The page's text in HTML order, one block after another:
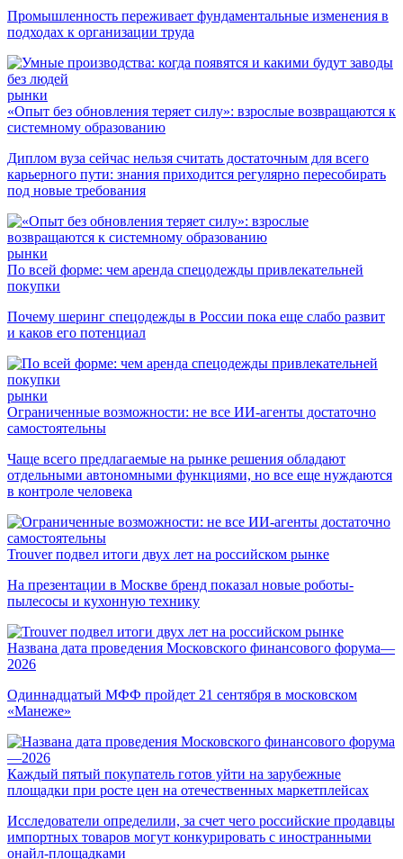
Промышленность переживает фундаментальные изменения в
подходах к организации труда
рынки
«Опыт без обновления теряет силу»: взрослые возвращаются к
системному образованию
Диплом вуза сейчас нельзя считать достаточным для всего
карьерного пути: знания приходится регулярно пересобирать
под новые требования
рынки
По всей форме: чем аренда спецодежды привлекательней
покупки
Почему шеринг спецодежды в России пока еще слабо развит
и каков его потенциал
рынки
Ограниченные возможности: не все ИИ-агенты достаточно
самостоятельны
Чаще всего предлагаемые на рынке решения обладают
отдельными автономными функциями, но все еще нуждаются
в контроле человека
Trouver подвел итоги двух лет на российском рынке
На презентации в Москве бренд показал новые роботы-
пылесосы и кухонную технику
Названа дата проведения Московского финансового форума—
2026
Одиннадцатый МФФ пройдет 21 сентября в московском
«Манеже»
Каждый пятый покупатель готов уйти на зарубежные
площадки при росте цен на отечественных маркетплейсах
Исследователи определили, за счет чего российские продавцы
импортных товаров могут конкурировать с иностранными
онайл-площадками